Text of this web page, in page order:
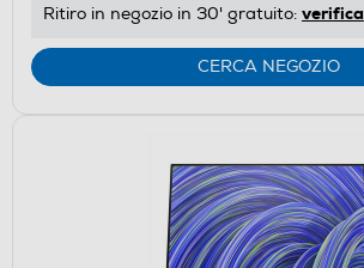
Ritiro in negozio in 30' gratuito: verifica
CERCA NEGOZIO